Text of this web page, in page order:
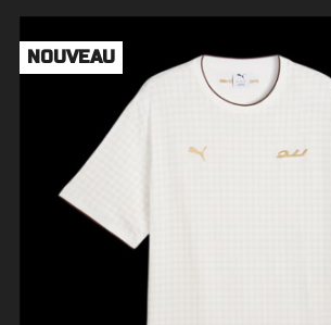
NOUVEAU